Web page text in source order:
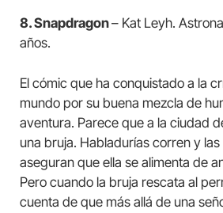
8. Snapdragon– Kat Leyh.
años.
El cómic que ha conquistado a la
mundo por su buena mezcla de
aventura. Parece que a la ciudad
una bruja. Habladurías corren y
aseguran que ella se alimenta de
Pero cuando la bruja rescata al
cuenta de que más allá de una